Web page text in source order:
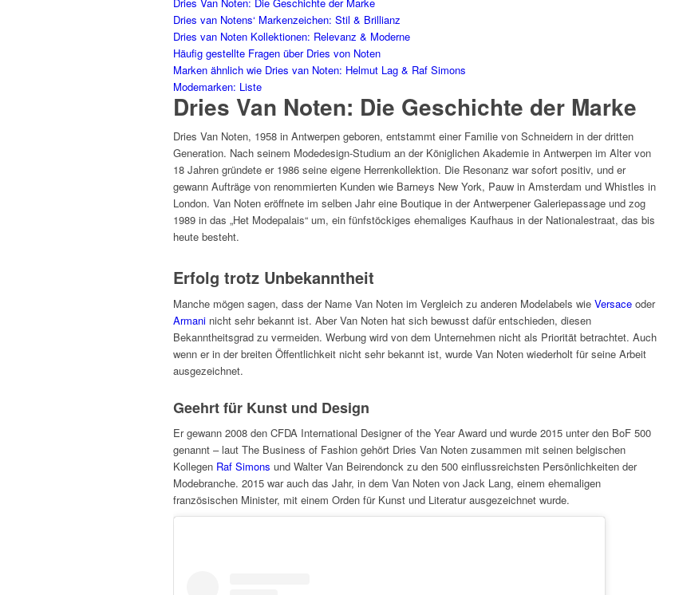
Dries van Notens‘ Markenzeichen: Stil & Brillianz
Dries van Noten Kollektionen: Relevanz & Moderne
Häufig gestellte Fragen über Dries von Noten
Marken ähnlich wie Dries van Noten: Helmut Lag & Raf Simons
Modemarken: Liste
Dries Van Noten: Die Geschichte der Marke
Dries Van Noten, 1958 in Antwerpen geboren, entstammt einer Familie von Schneidern in der dritten
Generation. Nach seinem Modedesign-Studium an der Königlichen Akademie in Antwerpen im Alter von
18 Jahren gründete er 1986 seine eigene Herrenkollektion. Die Resonanz war sofort positiv, und er
gewann Aufträge von renommierten Kunden wie Barneys New York, Pauw in Amsterdam und Whistles in
London. Van Noten eröffnete im selben Jahr eine Boutique in der Antwerpener Galeriepassage und zog
1989 in das „Het Modepalais“ um, ein fünfstöckiges ehemaliges Kaufhaus in der Nationalestraat, das bis
heute besteht.
Erfolg trotz Unbekanntheit
Manche mögen sagen, dass der Name Van Noten im Vergleich zu anderen Modelabels wie Versace oder
Armani nicht sehr bekannt ist. Aber Van Noten hat sich bewusst dafür entschieden, diesen
Bekanntheitsgrad zu vermeiden. Werbung wird von dem Unternehmen nicht als Priorität betrachtet. Auch
wenn er in der breiten Öffentlichkeit nicht sehr bekannt ist, wurde Van Noten wiederholt für seine Arbeit
ausgezeichnet.
Geehrt für Kunst und Design
Er gewann 2008 den CFDA International Designer of the Year Award und wurde 2015 unter den BoF 500
genannt – laut The Business of Fashion gehört Dries Van Noten zusammen mit seinen belgischen
Kollegen Raf Simons und Walter Van Beirendonck zu den 500 einflussreichsten Persönlichkeiten der
Modebranche. 2015 war auch das Jahr, in dem Van Noten von Jack Lang, einem ehemaligen
französischen Minister, mit einem Orden für Kunst und Literatur ausgezeichnet wurde.